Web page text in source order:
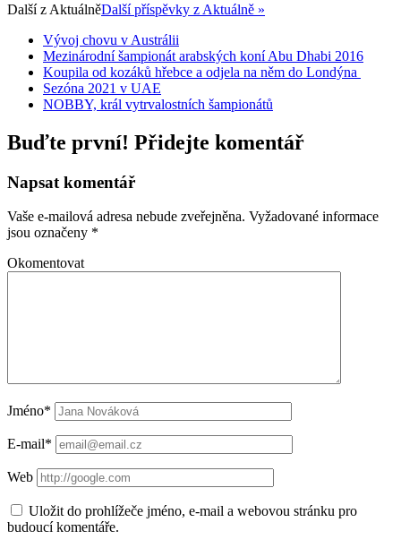
Další z AktuálněDalší příspěvky z Aktuálně »
Vývoj chovu v Austrálii
Mezinárodní šampionát arabských koní Abu Dhabi 2016
Koupila od kozáků hřebce a odjela na něm do Londýna
Sezóna 2021 v UAE
NOBBY, král vytrvalostních šampionátů
Buďte první! Přidejte komentář
Napsat komentář
Vaše e-mailová adresa nebude zveřejněna. Vyžadované informace
jsou označeny *
Okomentovat
Jméno*
E-mail*
Web
Uložit do prohlížeče jméno, e-mail a webovou stránku pro
budoucí komentáře.